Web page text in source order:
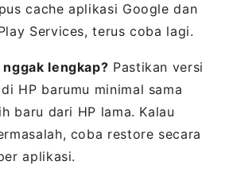
cache aplikasi Google dan
Services, terus coba lagi.
lengkap? Pastikan versi
HP barumu minimal sama
baru dari HP lama. Kalau
coba restore secara
aplikasi.